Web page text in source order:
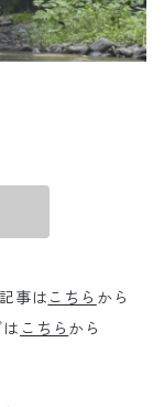
事は こちら から
こちら から